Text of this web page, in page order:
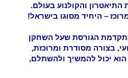
והקולנוע בעולם.
– היחיד מסוגו בישראל!
הגורסת שעל השחקן
בצורה מסודרת ומרוכזת,
יכול להמשיך ולהשתלם,